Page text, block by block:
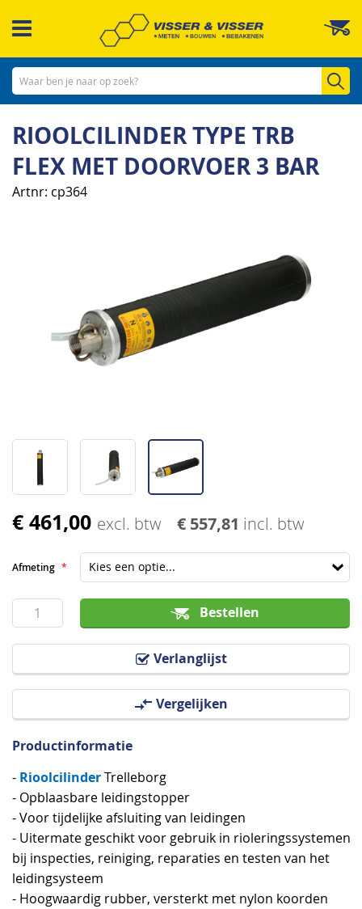
naar
inhoud
RIOOLCILINDER TYPE TRB
FLEX MET DOORVOER 3 BAR
Artnr cp364
€ 461,00 excl. btw € 557,81 incl. btw
Afmeting
Bestellen
Verlanglijst
Vergelijken
afbeeldingen-
Ga
van
Productinformatie
- RioolcilinderTrelleborg
- Opblaasbare leidingstopper
- Voor tijdelijke afsluiting van leidingen
- Uitermate geschikt voor gebruik in rioleringssystemen
bij inspecties, reiniging, reparaties en testen van het
leidingsysteem
- Hoogwaardig rubber, versterkt met nylon koorden